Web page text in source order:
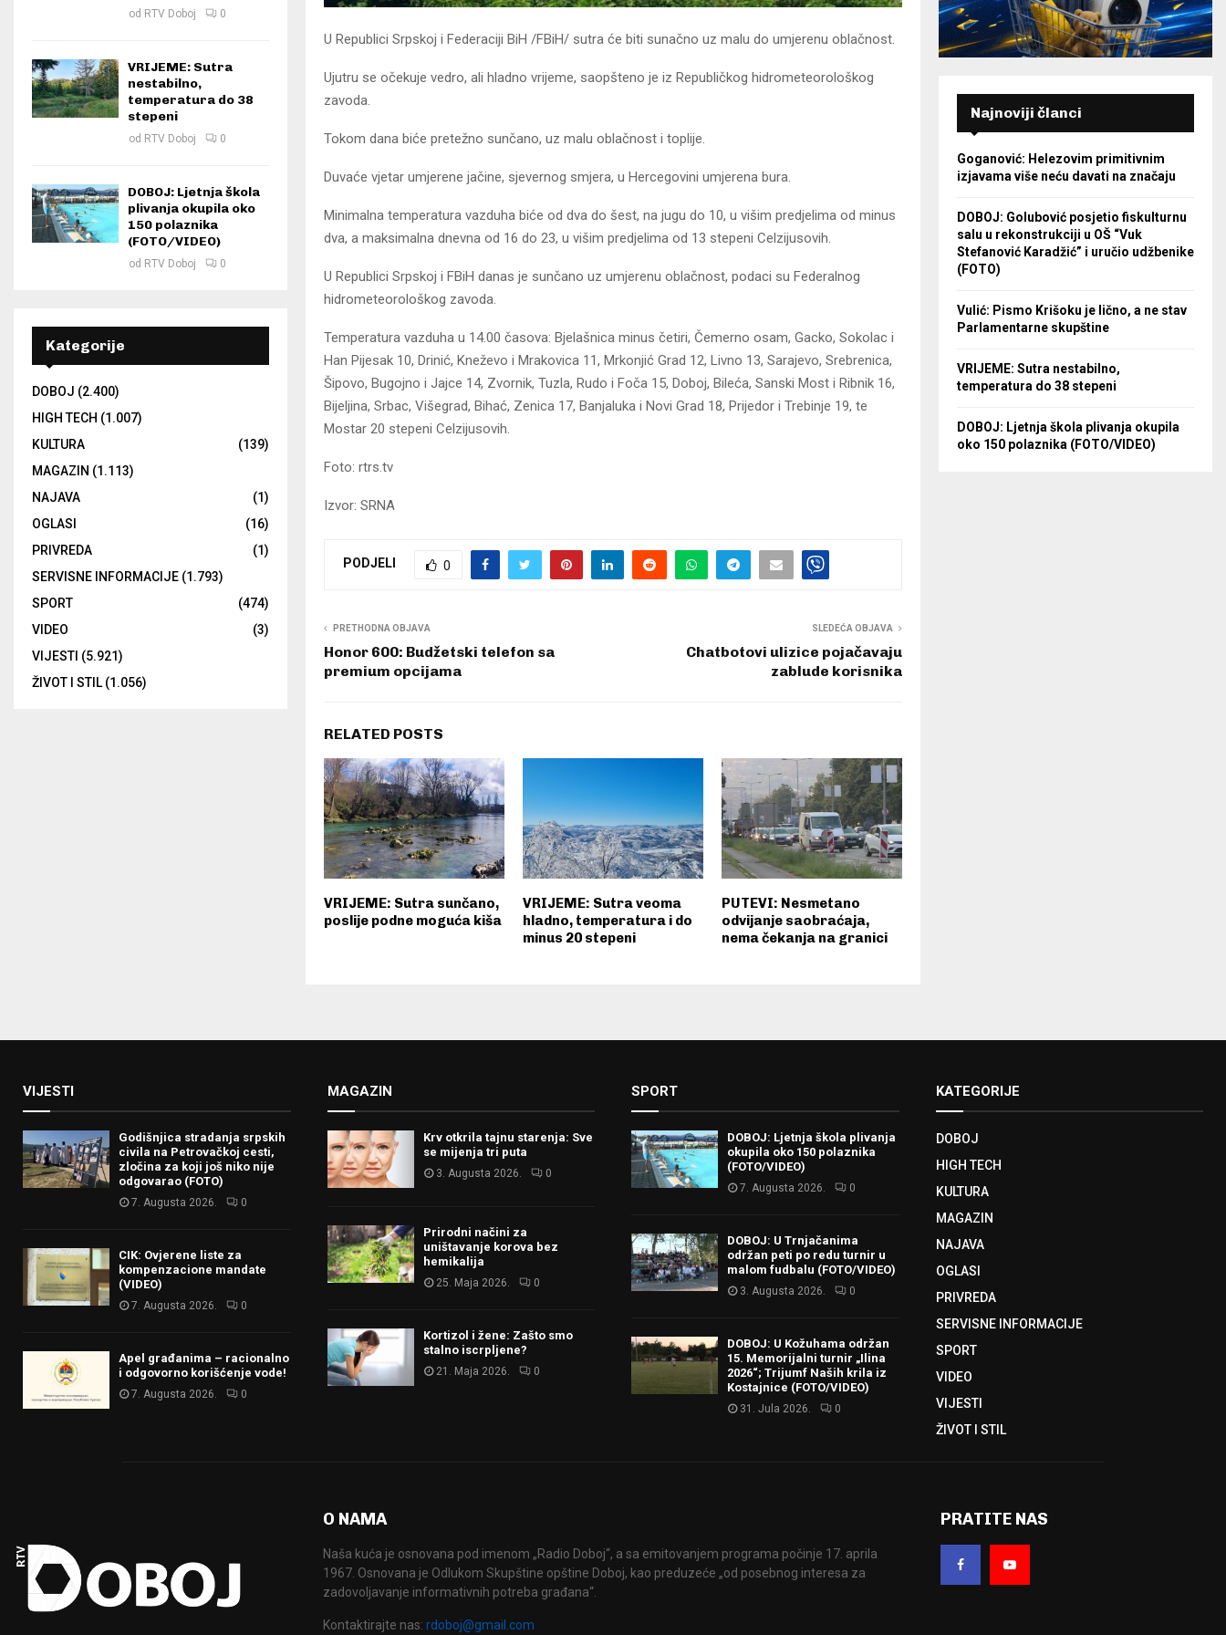
U Republici Srpskoj i Federaciji BiH /FBiH/ sutra će biti sunačno uz malu do umjerenu oblačnost.
Ujutru se očekuje vedro, ali hladno vrijeme, saopšteno je iz Republičkog hidrometeorološkog
zavoda.
Tokom dana biće pretežno sunčano, uz malu oblačnost i toplije.
Duvaće vjetar umjerene jačine, sjevernog smjera, u Hercegovini umjerena bura.
Minimalna temperatura vazduha biće od dva do šest, na jugu do 10, u višim predjelima od minus
dva, a maksimalna dnevna od 16 do 23, u višim predjelima od 13 stepeni Celzijusovih.
U Republici Srpskoj i FBiH danas je sunčano uz umjerenu oblačnost, podaci su Federalnog
hidrometeorološkog zavoda.
Temperatura vazduha u 14.00 časova: Bjelašnica minus četiri, Čemerno osam, Gacko, Sokolac i
Han Pijesak 10, Drinić, Kneževo i Mrakovica 11, Mrkonjić Grad 12, Livno 13, Sarajevo, Srebrenica,
Šipovo, Bugojno i Jajce 14, Zvornik, Tuzla, Rudo i Foča 15, Doboj, Bileća, Sanski Most i Ribnik 16,
Bijeljina, Srbac, Višegrad, Bihać, Zenica 17, Banjaluka i Novi Grad 18, Prijedor i Trebinje 19, te
Mostar 20 stepeni Celzijusovih.
Foto: rtrs.tv
Izvor: SRNA
PODJELI 0
PRETHODNA OBJAVA
Honor 600: Budžetski telefon sa
premium opcijama
SLEDEĆA OBJAVA
Chatbotovi ulizice pojačavaju
zablude korisnika
RELATED POSTS
VRIJEME: Sutra sunčano,
poslije podne moguća kiša
VRIJEME: Sutra veoma
hladno, temperatura i do
minus 20 stepeni
PUTEVI: Nesmetano
odvijanje saobraćaja,
nema čekanja na granici
od RTV Doboj 0
VRIJEME: Sutra
nestabilno,
temperatura do 38
stepeni
od RTV Doboj 0
DOBOJ: Ljetnja škola
plivanja okupila oko
150 polaznika
(FOTO/VIDEO)
od RTV Doboj 0
Kategorije
DOBOJ (2.400)
HIGH TECH (1.007)
KULTURA
(139)
MAGAZIN (1.113)
NAJAVA
(1)
OGLASI
(16)
PRIVREDA
(1)
SERVISNE INFORMACIJE (1.793)
SPORT
(474)
VIDEO
(3)
VIJESTI (5.921)
ŽIVOT I STIL(1.056)
Najnoviji članci
Goganović: Helezovim primitivnim
izjavama više neću davati na značaju
DOBOJ: Golubović posjetio fiskulturnu
salu u rekonstrukciji u OŠ “Vuk
Stefanović Karadžić” i uručio udžbenike
(FOTO)
Vulić: Pismo Krišoku je lično, a ne stav
Parlamentarne skupštine
VRIJEME: Sutra nestabilno,
temperatura do 38 stepeni
DOBOJ: Ljetnja škola plivanja okupila
oko 150 polaznika (FOTO/VIDEO)
VIJESTI
Godišnjica stradanja srpskih
civila na Petrovačkoj cesti,
zločina za koji još niko nije
odgovarao (FOTO)
7. Augusta 2026. 0
CIK: Ovjerene liste za
kompenzacione mandate
(VIDEO)
7. Augusta 2026. 0
Apel građanima – racionalno
i odgovorno korišćenje vode!
7. Augusta 2026. 0
MAGAZIN
Krv otkrila tajnu starenja: Sve
se mijenja tri puta
3. Augusta 2026. 0
Prirodni načini za
uništavanje korova bez
hemikalija
25. Maja 2026. 0
Kortizol i žene: Zašto smo
stalno iscrpljene?
21. Maja 2026. 0
SPORT
DOBOJ: Ljetnja škola plivanja
okupila oko 150 polaznika
(FOTO/VIDEO)
7. Augusta 2026. 0
DOBOJ: U Trnjačanima
održan peti po redu turnir u
malom fudbalu (FOTO/VIDEO)
3. Augusta 2026. 0
DOBOJ: U Kožuhama održan
15. Memorijalni turnir „Ilina
2026“; Trijumf Naših krila iz
Kostajnice (FOTO/VIDEO)
31. Jula 2026. 0
KATEGORIJE
DOBOJ
HIGH TECH
KULTURA
MAGAZIN
NAJAVA
OGLASI
PRIVREDA
SERVISNE INFORMACIJE
SPORT
VIDEO
VIJESTI
ŽIVOT I STIL
O NAMA
Naša kuća je osnovana pod imenom „Radio Doboj“, a sa emitovanjem programa počinje 17. aprila
1967. Osnovana je Odlukom Skupštine opštine Doboj, kao preduzeće „od posebnog interesa za
zadovoljavanje informativnih potreba građana“.
Kontaktirajte nas: rdoboj@gmail.com
PRATITE NAS